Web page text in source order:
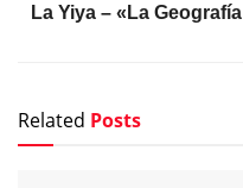
La Yiya – «La
Related Posts